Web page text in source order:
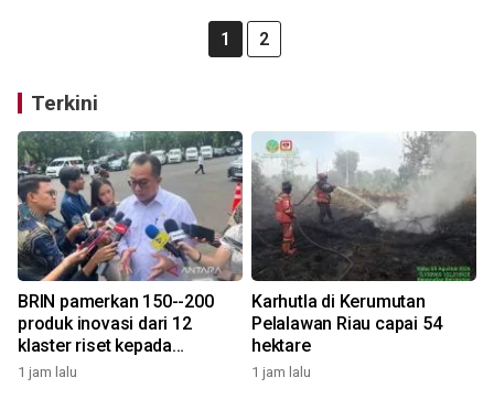
1 2
Terkini
BRIN pamerkan 150--200
produk inovasi dari 12
klaster riset kepada
Presiden
1 jam lalu
Karhutla di Kerumutan
Pelalawan Riau capai 54
hektare
1 jam lalu